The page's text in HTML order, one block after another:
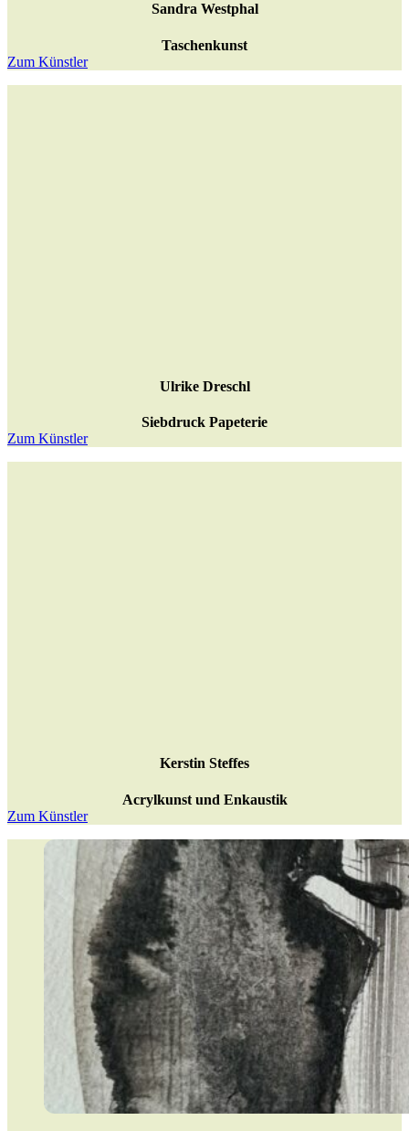
Sandra Westphal
Taschenkunst
Zum Künstler
Ulrike Dreschl
Siebdruck Papeterie
Zum Künstler
Kerstin Steffes
Acrylkunst und Enkaustik
Zum Künstler